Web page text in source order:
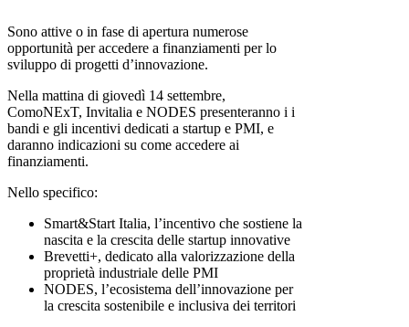
Sono attive o in fase di apertura numerose
opportunità per accedere a finanziamenti per lo
sviluppo di progetti d’innovazione.
Nella mattina di giovedì 14 settembre,
ComoNExT, Invitalia e NODES presenteranno i i
bandi e gli incentivi dedicati a startup e PMI, e
daranno indicazioni su come accedere ai
finanziamenti.
Nello specifico:
Smart&Start Italia, l’incentivo che sostiene la
nascita e la crescita delle startup innovative
Brevetti+, dedicato alla valorizzazione della
proprietà industriale delle PMI
NODES, l’ecosistema dell’innovazione per
la crescita sostenibile e inclusiva dei territori